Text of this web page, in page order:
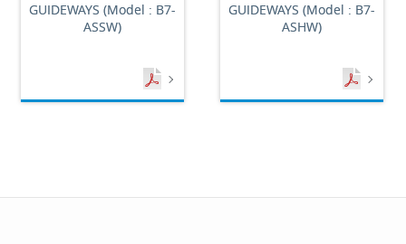
GUIDEWAYS (Model : B7-
ASSW)
GUIDEWAYS (Model : B7-
ASHW)